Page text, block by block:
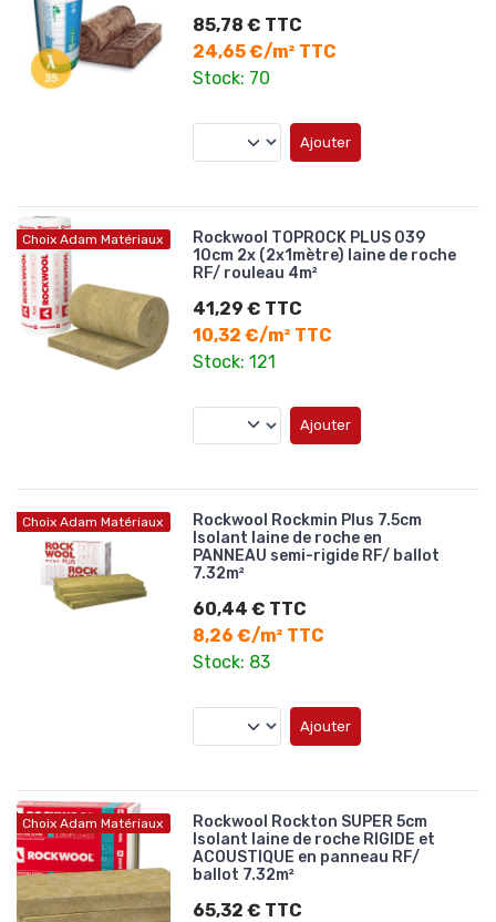
85,78 € TTC
24,65 €/m² TTC
Stock: 70
Ajouter
Choix Adam Matériaux
Rockwool TOPROCK PLUS 039
10cm 2x (2x1mètre) laine de roche
RF/ rouleau 4m²
41,29 € TTC
10,32 €/m² TTC
Stock: 121
Ajouter
Choix Adam Matériaux
Rockwool Rockmin Plus 7.5cm
Isolant laine de roche en
PANNEAU semi-rigide RF/ ballot
7.32m²
60,44 € TTC
8,26 €/m² TTC
Stock: 83
Ajouter
Choix Adam Matériaux
Rockwool Rockton SUPER 5cm
Isolant laine de roche RIGIDE et
ACOUSTIQUE en panneau RF/
ballot 7.32m²
65,32 € TTC